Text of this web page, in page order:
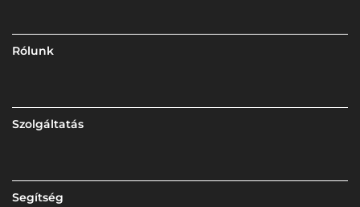
Rólunk
Szolgáltatás
Segítség